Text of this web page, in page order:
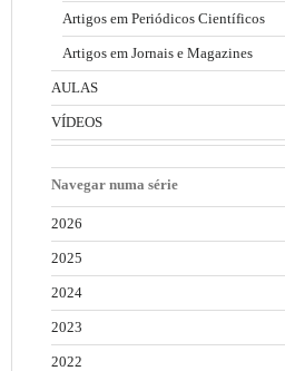
Artigos em Periódicos Científicos
Artigos em Jornais e Magazines
AULAS
VÍDEOS
Navegar numa série
2026
2025
2024
2023
2022